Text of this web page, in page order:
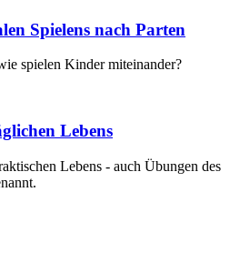
Spielens nach Parten
spielen Kinder miteinander?
Lebens
Lebens - auch Übungen des